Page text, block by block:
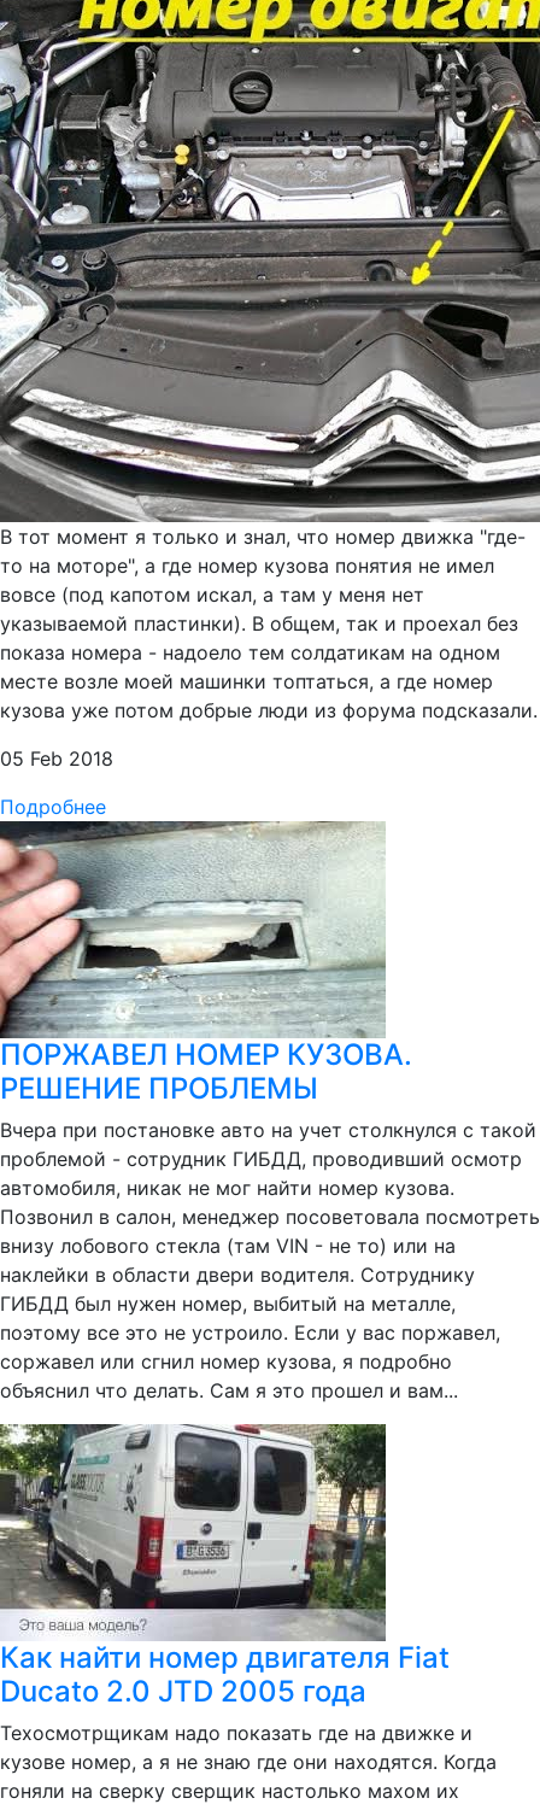
В тот момент я только и знал, что номер движка "где-
то на моторе", а где номер кузова понятия не имел
вовсе (под капотом искал, а там у меня нет
указываемой пластинки). В общем, так и проехал без
показа номера - надоело тем солдатикам на одном
месте возле моей машинки топтаться, а где номер
кузова уже потом добрые люди из форума подсказали.
05 Feb 2018
Подробнее
ПОРЖАВЕЛ НОМЕР КУЗОВА.
РЕШЕНИЕ ПРОБЛЕМЫ
Вчера при постановке авто на учет столкнулся с такой
проблемой - сотрудник ГИБДД, проводивший осмотр
автомобиля, никак не мог найти номер кузова.
Позвонил в салон, менеджер посоветовала посмотреть
внизу лобового стекла (там VIN - не то) или на
наклейки в области двери водителя. Сотруднику
ГИБДД был нужен номер, выбитый на металле,
поэтому все это не устроило. Если у вас поржавел,
соржавел или сгнил номер кузова, я подробно
объяснил что делать. Сам я это прошел и вам...
Как найти номер двигателя Fiat
Ducato 2.0 JTD 2005 года
Техосмотрщикам надо показать где на движке и
кузове номер, а я не знаю где они находятся. Когда
гоняли на сверку сверщик настолько махом их